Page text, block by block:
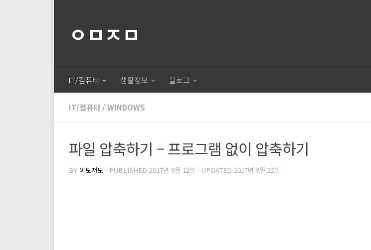
ㅇㅁㅈㅁ
IT/컴퓨터 생활정보 블로그
IT/컴퓨터 / WINDOWS
파일 압축하기 – 프로그램 없이 압축하기
BY 이모저모 · PUBLISHED 2017년 9월 12일 · UPDATED 2017년 9월 22일